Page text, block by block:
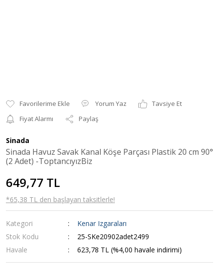
Yorum Yaz
Tavsiye Et
Fiyat Alarmı
Paylaş
Sinada
Sinada Havuz Savak Kanal Köşe Parçası Plastik 20 cm 90°
(2 Adet) -ToptancıyızBiz
649,77 TL
*65,38 TL den başlayan taksitlerle!
Kategori
Kenar Izgaraları
Stok Kodu
25-SKe20902adet2499
Havale
623,78 TL (%4,00 havale indirimi)